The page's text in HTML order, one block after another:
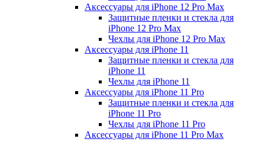
Аксессуары для iPhone 12 Pro Max
Защитные пленки и стекла для
iPhone 12 Pro Max
Чехлы для iPhone 12 Pro Max
Аксессуары для iPhone 11
Защитные пленки и стекла для
iPhone 11
Чехлы для iPhone 11
Аксессуары для iPhone 11 Pro
Защитные пленки и стекла для
iPhone 11 Pro
Чехлы для iPhone 11 Pro
Аксессуары для iPhone 11 Pro Max